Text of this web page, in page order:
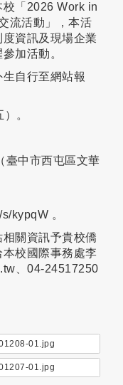
「2026 Work in
流活動」，本活
資訊及現場企業
加活動。
自行至網站報
。
臺中市西屯區文華
kypqW 。
關資訊予貴校僑
校國際事務處李
、04-24517250
01.jpg
01.jpg